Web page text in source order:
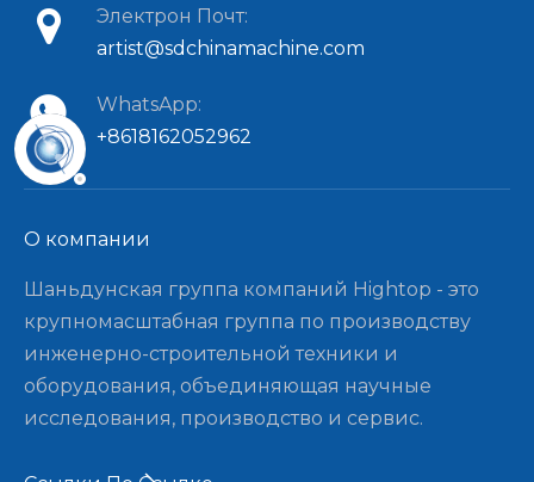
Электрон Почт:
artist@sdchinamachine.com
WhatsApp:
+8618162052962
О компании​​​​​​​
Шаньдунская группа компаний Hightop - это
крупномасштабная группа по производству
инженерно-строительной техники и
оборудования, объединяющая научные
исследования, производство и сервис.